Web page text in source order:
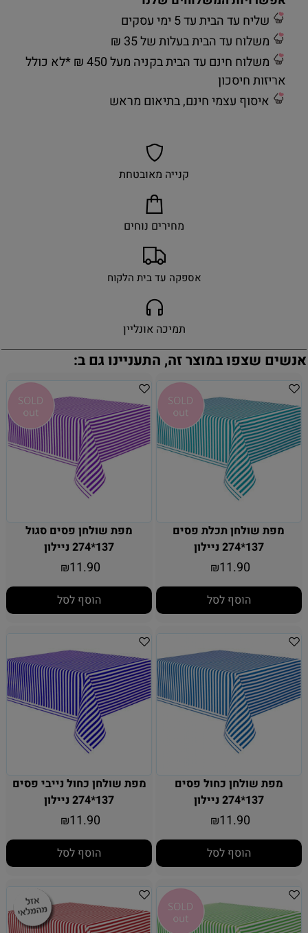
שליח עד הבית עד 5 ימי עסקים
משלוח עד הבית בעלות של 35 ₪
משלוח חינם עד הבית בקניה מעל 450 ₪ *לא כולל
אריזות חיסכון
איסוף עצמי חינם, בתיאום מראש
קנייה מאובטחת
מחירים נוחים
אספקה עד בית הלקוח
תמיכה אונליין
אנשים שצפו במוצר זה, התעניינו גם ב:
מפת שולחן תכלת פסים
137*274 ניילון
₪11.90
הוסף לסל
מפת שולחן פסים סגול
137*274 ניילון
₪11.90
הוסף לסל
מפת שולחן כחול פסים
137*274 ניילון
₪11.90
הוסף לסל
מפת שולחן כחול נייבי פסים
137*274 ניילון
₪11.90
הוסף לסל